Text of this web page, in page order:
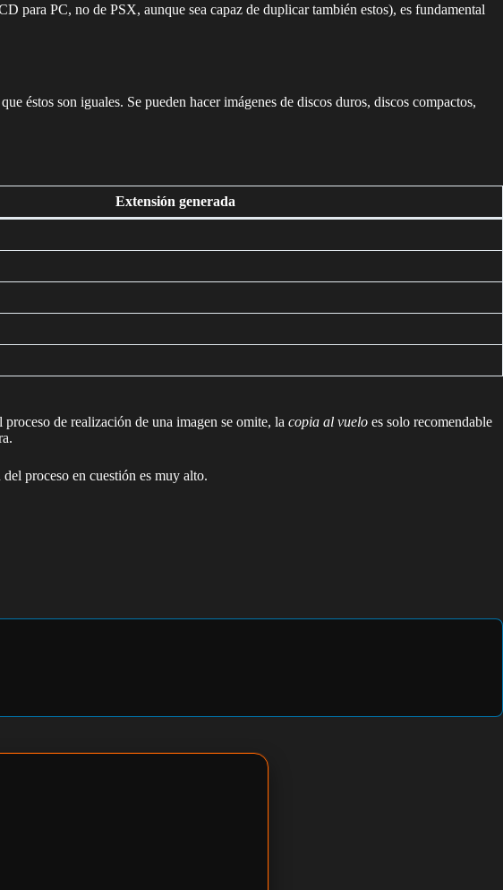
para PC, no de PSX, aunque sea capaz de duplicar también estos), es fundamental
éstos son iguales. Se pueden hacer imágenes de discos duros, discos compactos,
Extensión generada
proceso de realización de una imagen se omite, la copia al vuelo es solo recomendable
proceso en cuestión es muy alto.